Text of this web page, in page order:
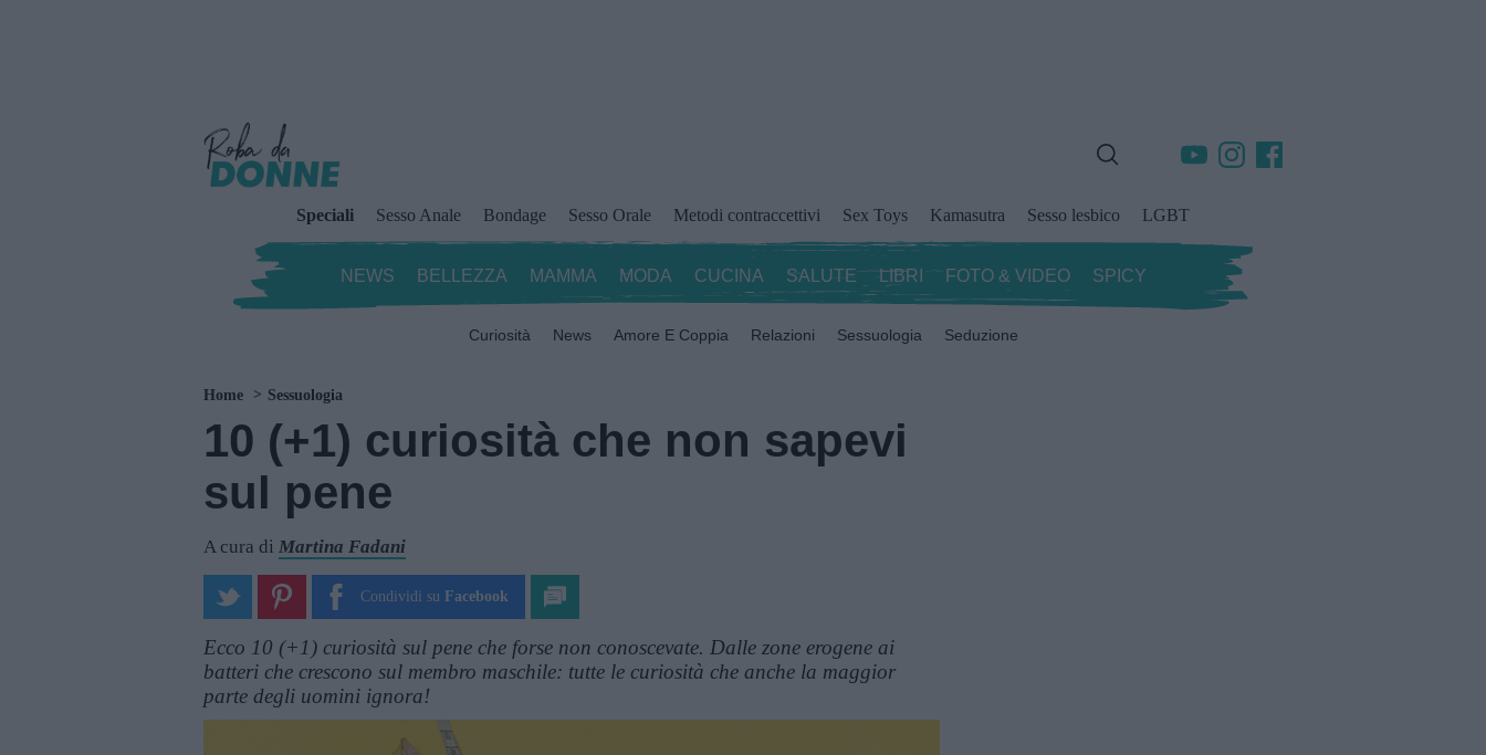
Speciali Sesso Anale Bondage Sesso Orale Metodi contraccettivi Sex Toys Kamasutra Sesso lesbico LGBT
NEWS BELLEZZA MAMMA MODA CUCINA SALUTE LIBRI FOTO & VIDEO SPICY
Curiosità News Amore E Coppia Relazioni Sessuologia Seduzione
Home Sessuologia
10 (+1) curiosità che non sapevi
sul pene
A cura di Martina Fadani
Condividi su Facebook
Ecco 10 (+1) curiosità sul pene che forse non conoscevate. Dalle zone erogene ai
batteri che crescono sul membro maschile: tutte le curiosità che anche la maggior
parte degli uomini ignora!